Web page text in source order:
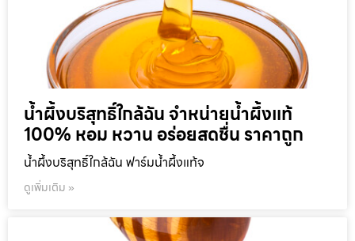
น้ำผึ้งบริสุทธิ์ใกล้ฉัน จำหน่ายน้ำผึ้งแท้
100% หอม หวาน อร่อยสดชื่น ราคาถูก
น้ำผึ้งบริสุทธิ์ใกล้ฉัน ฟาร์มน้ำผึ้งแท้จ
ดูเพิ่มเติม »